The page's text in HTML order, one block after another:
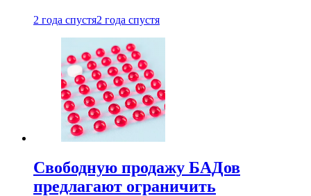
2 года спустя2 года спустя
Свободную продажу БАДов
предлагают ограничить